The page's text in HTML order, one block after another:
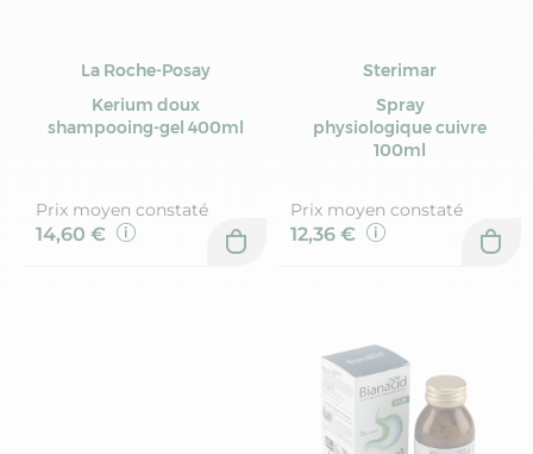
La Roche-Posay
Kerium doux
shampooing-gel 400ml
Prix moyen constaté
14,60 €
Sterimar
Spray
physiologique cuivre
100ml
Prix moyen constaté
12,36 €